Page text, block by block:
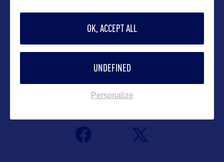
Contact grand public
yohann@bworldcom.com
Suivre
OK, ACCEPT ALL
UNDEFINED
Personalize